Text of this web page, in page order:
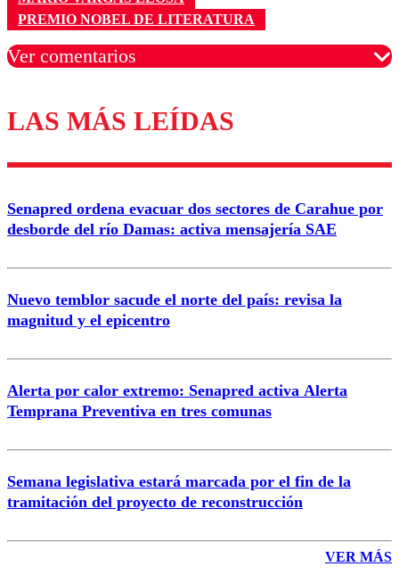
PREMIO NOBEL DE LITERATURA
Ver comentarios
Los comentarios son moderados para garantizar un
diálogo respetuoso.
Correo
LAS MÁS LEÍDAS
Senapred ordena evacuar dos sectores de Carahue por
desborde del río Damas: activa mensajería SAE
Nuevo temblor sacude el norte del país: revisa la
magnitud y el epicentro
Alerta por calor extremo: Senapred activa Alerta
Temprana Preventiva en tres comunas
Semana legislativa estará marcada por el fin de la
tramitación del proyecto de reconstrucción
VER MÁS